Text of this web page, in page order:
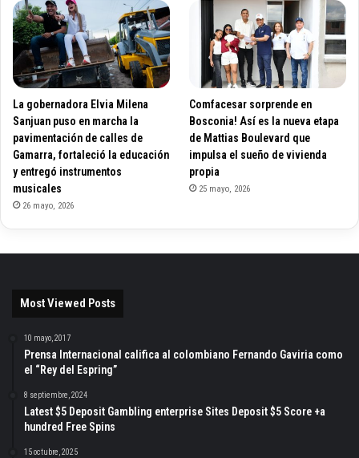
La gobernadora Elvia Milena
Sanjuan puso en marcha la
pavimentación de calles de
Gamarra, fortaleció la educación
y entregó instrumentos
musicales
26 mayo, 2026
Comfacesar sorprende en
Bosconia! Así es la nueva etapa
de Mattias Boulevard que
impulsa el sueño de vivienda
propia
25 mayo, 2026
Most Viewed Posts
10 mayo, 2017
Prensa Internacional califica al colombiano Fernando Gaviria como
el “Rey del Espring”
8 septiembre, 2024
Latest $5 Deposit Gambling enterprise Sites Deposit $5 Score +a
hundred Free Spins
15 octubre, 2025